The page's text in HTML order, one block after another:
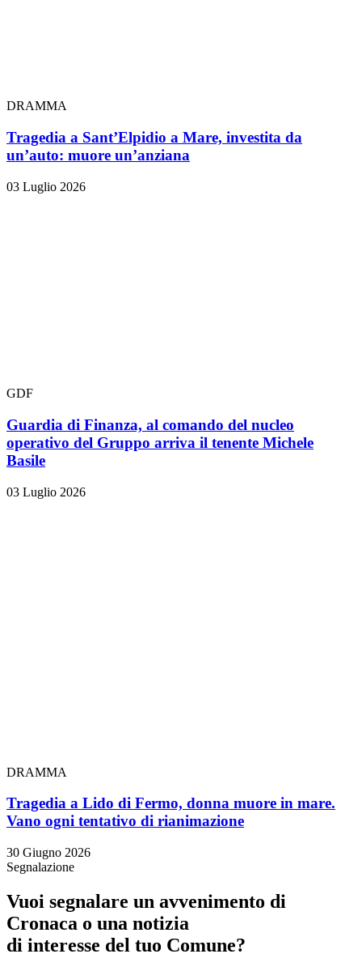
DRAMMA
Tragedia a Sant’Elpidio a Mare, investita da
un’auto: muore un’anziana
03 Luglio 2026
GDF
Guardia di Finanza, al comando del nucleo
operativo del Gruppo arriva il tenente Michele
Basile
03 Luglio 2026
DRAMMA
Tragedia a Lido di Fermo, donna muore in mare.
Vano ogni tentativo di rianimazione
30 Giugno 2026
Segnalazione
Vuoi segnalare un avvenimento di
Cronaca o una notizia
di interesse del tuo Comune?